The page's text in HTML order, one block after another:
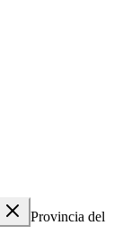
Provincia del